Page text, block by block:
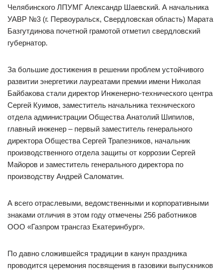
Челябинского ЛПУМГ Александр Шаевский. А начальника
УАВР №3 (г. Первоуральск, Свердловская область) Марата
Базгутдинова почетной грамотой отметил свердловский
губернатор.
За большие достижения в решении проблем устойчивого
развитии энергетики лауреатами премии имени Николая
Байбакова стали директор Инженерно-технического центра
Сергей Куимов, заместитель начальника технического
отдела администрации Общества Анатолий Шипилов,
главный инженер – первый заместитель генерального
директора Общества Сергей Трапезников, начальник
производственного отдела защиты от коррозии Сергей
Майоров и заместитель генерального директора по
производству Андрей Саломатин.
А всего отраслевыми, ведомственными и корпоративными
знаками отличия в этом году отмечены 256 работников
ООО «Газпром трансгаз Екатеринбург».
По давно сложившейся традиции в канун праздника
проводится церемония посвящения в газовики выпускников